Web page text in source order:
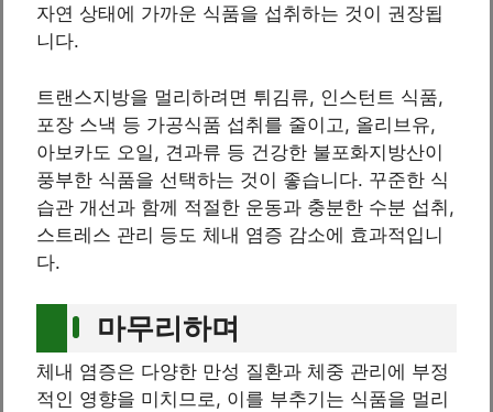
자연 상태에 가까운 식품을 섭취하는 것이 권장됩
니다.
트랜스지방을 멀리하려면 튀김류, 인스턴트 식품,
포장 스낵 등 가공식품 섭취를 줄이고, 올리브유,
아보카도 오일, 견과류 등 건강한 불포화지방산이
풍부한 식품을 선택하는 것이 좋습니다. 꾸준한 식
습관 개선과 함께 적절한 운동과 충분한 수분 섭취,
스트레스 관리 등도 체내 염증 감소에 효과적입니
다.
마무리하며
체내 염증은 다양한 만성 질환과 체중 관리에 부정
적인 영향을 미치므로, 이를 부추기는 식품을 멀리